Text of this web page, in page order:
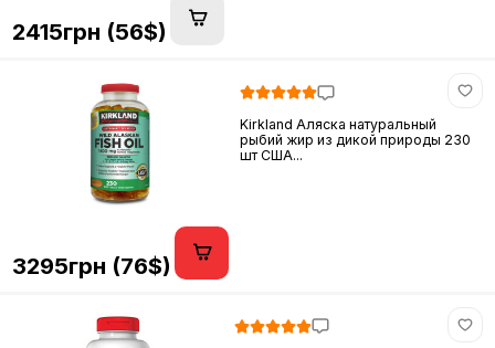
2415грн (56$)
Kirkland Аляска натуральный
рыбий жир из дикой природы 230
шт США...
3295грн (76$)